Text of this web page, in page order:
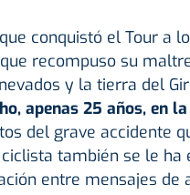
conquistó el Tour a
recompuso su
y la tierra del
apenas 25 años, en
del grave accidente
también se le ha
entre mensajes